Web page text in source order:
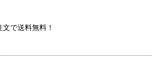
で送料無料！